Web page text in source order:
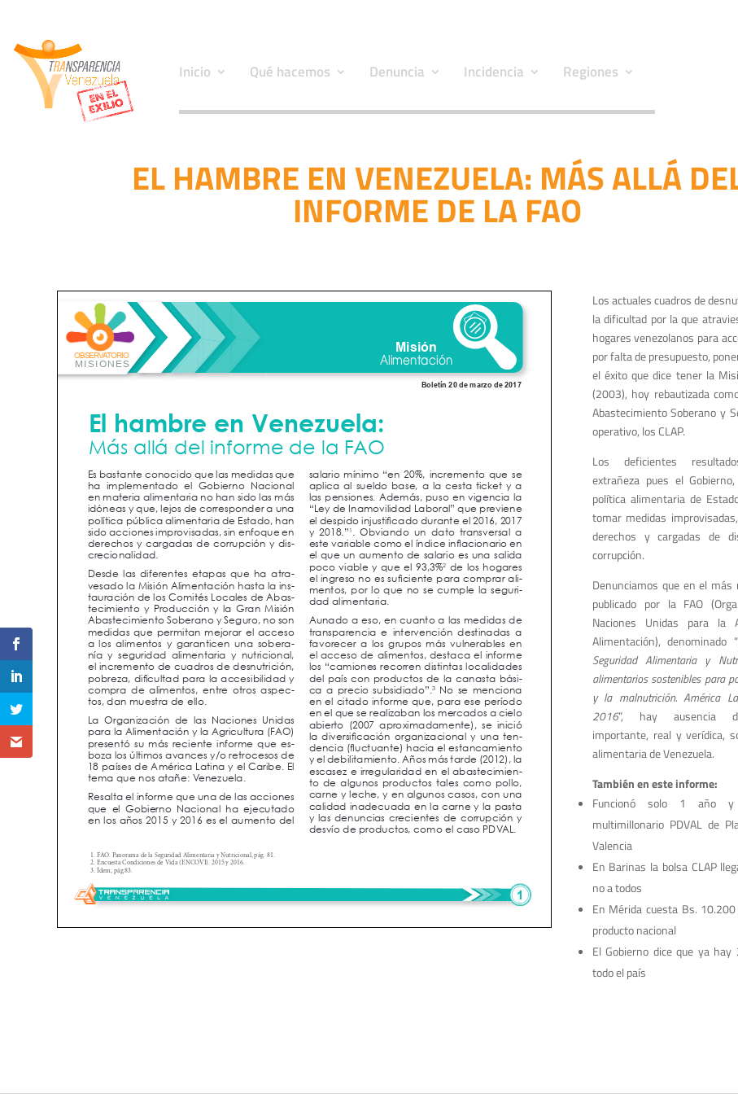
Inicio Qué hacemos Denuncia Incidencia Regiones
EL HAMBRE EN VENEZUELA: MÁS ALLÁ
INFORME DE LA FAO
Los actuales cuadros de
la dificultad por la que
hogares venezolanos para
por falta de presupuesto,
el éxito que dice tener la
(2003), hoy rebautizada
Abastecimiento Soberano y
operativo, los CLAP.
Los deficientes
extrañeza pues el
política alimentaria de
tomar medidas
derechos y cargadas de
corrupción.
Denunciamos que en el
publicado por la FAO
Naciones Unidas para la
Alimentación), denominado “
Seguridad Alimentaria y
alimentarios sostenibles para
y la malnutrición. América
2016”, hay ausencia
importante, real y verídica,
alimentaria de Venezuela.
También en este informe:
Funcionó solo 1 año
multimillonario PDVAL de
Valencia
En Barinas la bolsa CLAP
no a todos
En Mérida cuesta Bs.
producto nacional
El Gobierno dice que ya hay
todo el país